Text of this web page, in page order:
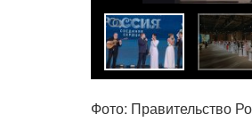
Фото: Правительство